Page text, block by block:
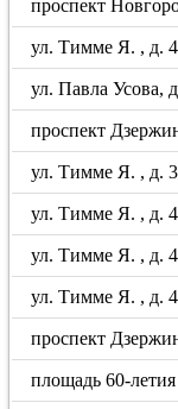
проспект
ул. Тимме Я. , д.
ул. Павла Усова,
проспект
ул. Тимме Я. , д.
ул. Тимме Я. , д.
ул. Тимме Я. , д.
ул. Тимме Я. , д.
проспект
площадь 60-